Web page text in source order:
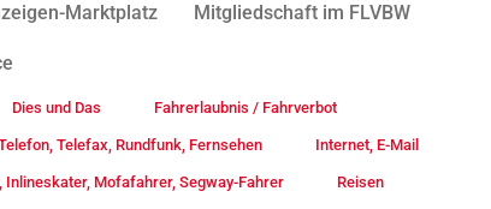
Marktplatz Mitgliedschaft im FLVBW
Dies und Das Fahrerlaubnis / Fahrverbot
Telefax, Rundfunk, Fernsehen Internet, E-Mail
Inlineskater, Mofafahrer, Segway-Fahrer Reisen